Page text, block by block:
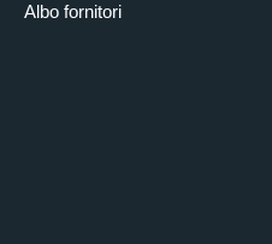
Albo fornitori